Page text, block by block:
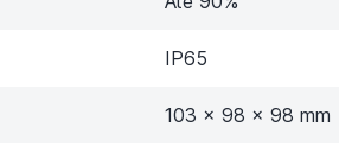
IP65
103 × 98 × 98 mm